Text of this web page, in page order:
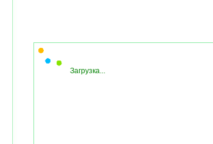
Загрузка...